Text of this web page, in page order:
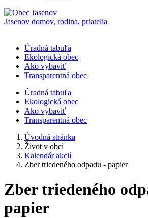
Jasenov domov, rodina, priatelia
Úradná tabuľa
Ekologická obec
Ako vybaviť
Transparentná obec
Úradná tabuľa
Ekologická obec
Ako vybaviť
Transparentná obec
Úvodná stránka
Život v obci
Kalendár akcií
Zber triedeného odpadu - papier
Zber triedeného
papier